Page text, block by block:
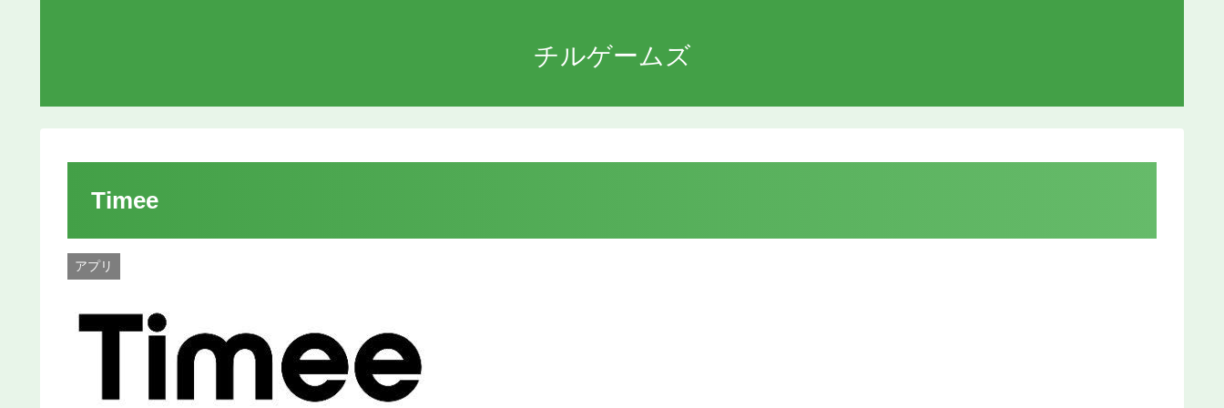
チルゲームズ
Timee
アプリ